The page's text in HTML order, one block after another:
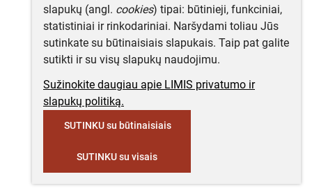
slapukų (angl. cookies) tipai: būtinieji, funkciniai,
statistiniai ir rinkodariniai. Naršydami toliau Jūs
sutinkate su būtinaisiais slapukais. Taip pat galite
sutikti ir su visų slapukų naudojimu.
Sužinokite daugiau apie LIMIS privatumo ir
slapukų politiką.
SUTINKU su būtinaisiais
SUTINKU su visais